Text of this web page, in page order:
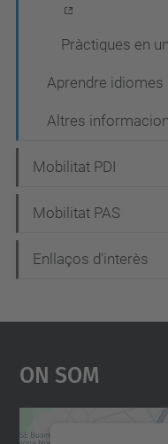
Pràctiques en
Aprendre idiomes
Altres
Mobilitat PDI
Mobilitat PAS
Enllaços d'interès
On Som